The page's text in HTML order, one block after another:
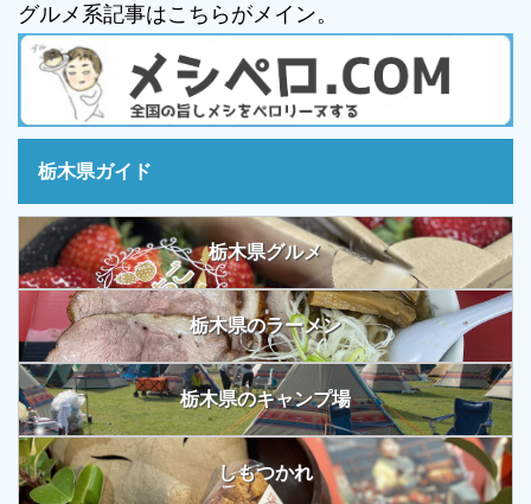
グルメ系記事はこちらがメイン。
栃木県ガイド
栃木県グルメ
栃木県のラーメン
栃木県のキャンプ場
しもつかれ